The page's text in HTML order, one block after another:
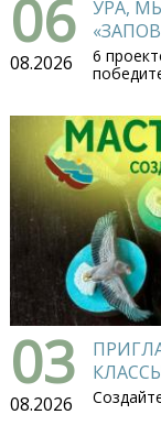
06
08.2026
УРА,
6
03
08.2026